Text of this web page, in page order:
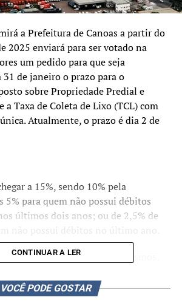
a Prefeitura de Canoas a partir do
2025 enviará para ser votado na
um pedido para que seja
de janeiro o prazo para o
sobre Propriedade Predial e
Taxa de Coleta de Lixo (TCL) com
Atualmente, o prazo é dia 2 de
a 15%, sendo 10% pela
5% para quem não possui débitos
últimos dois anos; ou de 2,5% de
permanecem os mesmos,
no dia 10 de cada mês.
CONTINUAR A LER
VOCÊ PODE GOSTAR